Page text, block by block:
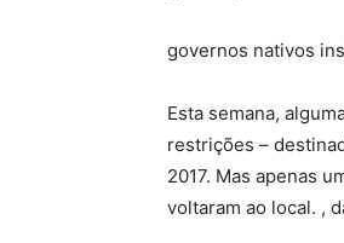
governos nativos
Esta semana,
restrições –
2017. Mas apenas
voltaram ao local. ,